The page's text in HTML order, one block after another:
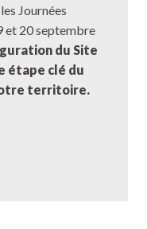
Journées
et 20 septembre
du Site
étape clé du
territoire.